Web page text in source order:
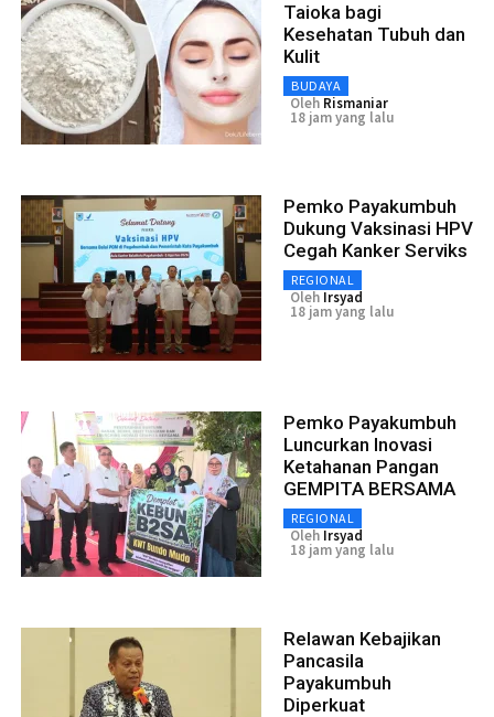
Taioka bagi
Kesehatan Tubuh dan
Kulit
BUDAYA
Oleh Rismaniar
18 jam yang lalu
Pemko Payakumbuh
Dukung Vaksinasi HPV
Cegah Kanker Serviks
REGIONAL
Oleh Irsyad
18 jam yang lalu
Pemko Payakumbuh
Luncurkan Inovasi
Ketahanan Pangan
GEMPITA BERSAMA
REGIONAL
Oleh Irsyad
18 jam yang lalu
Relawan Kebajikan
Pancasila
Payakumbuh
Diperkuat